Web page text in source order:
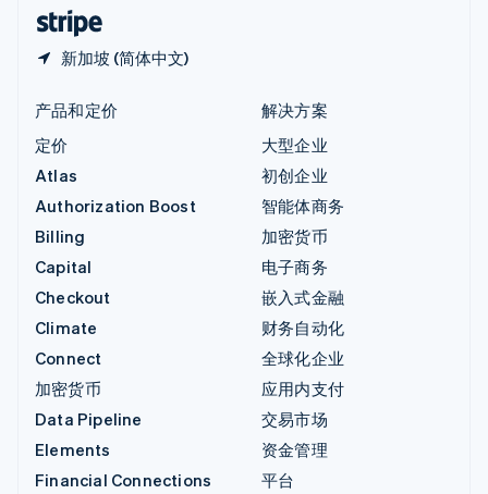
新加坡 (简体中文)
产品和定价
定价
Atlas
Authorization Boost
Billing
Capital
Checkout
Climate
Connect
加密货币
Data Pipeline
Elements
Financial Connections
解决方案
大型企业
初创企业
智能体商务
加密货币
电子商务
嵌入式金融
财务自动化
全球化企业
应用内支付
交易市场
资金管理
平台